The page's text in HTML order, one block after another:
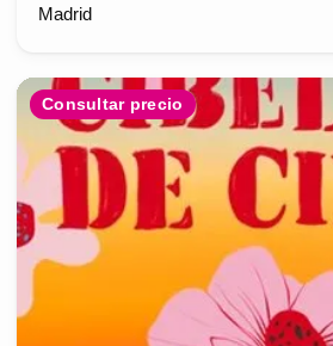
Madrid
Consultar precio